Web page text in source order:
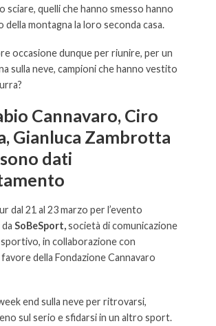
sciare, quelli che hanno smesso hanno
montagna la loro seconda casa.
occasione dunque per riunire, per un
sulla neve, campioni che hanno vestito
Cannavaro, Ciro
Gianluca Zambrotta
dati
dal 21 al 23 marzo per l’evento
SoBeSport,società di comunicazione
in collaborazione con
favore della Fondazione Cannavaro
end sulla neve per ritrovarsi,
sul serio e sfidarsi in un altro sport.